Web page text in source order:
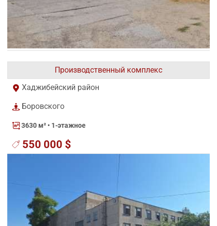
Производственный комплекс
Хаджибейский район
Боровского
3630 м² • 1-этажное
550 000 $